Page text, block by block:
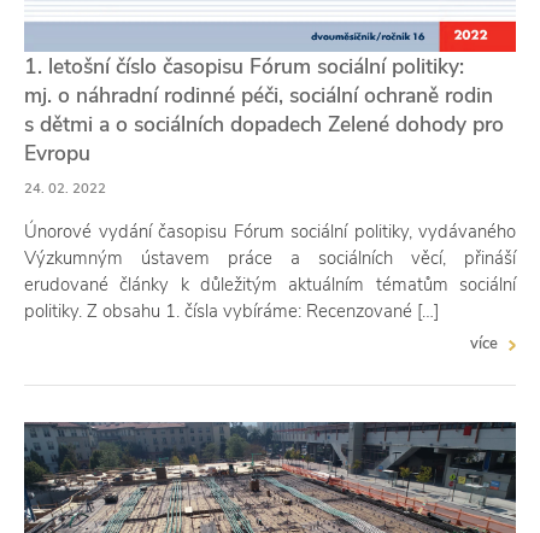
1. letošní číslo časopisu Fórum sociální politiky:
mj. o náhradní rodinné péči, sociální ochraně rodin
s dětmi a o sociálních dopadech Zelené dohody pro
Evropu
24. 02. 2022
Únorové vydání časopisu Fórum sociální politiky, vydávaného
Výzkumným ústavem práce a sociálních věcí, přináší
erudované články k důležitým aktuálním tématům sociální
politiky. Z obsahu 1. čísla vybíráme: Recenzované […]
více